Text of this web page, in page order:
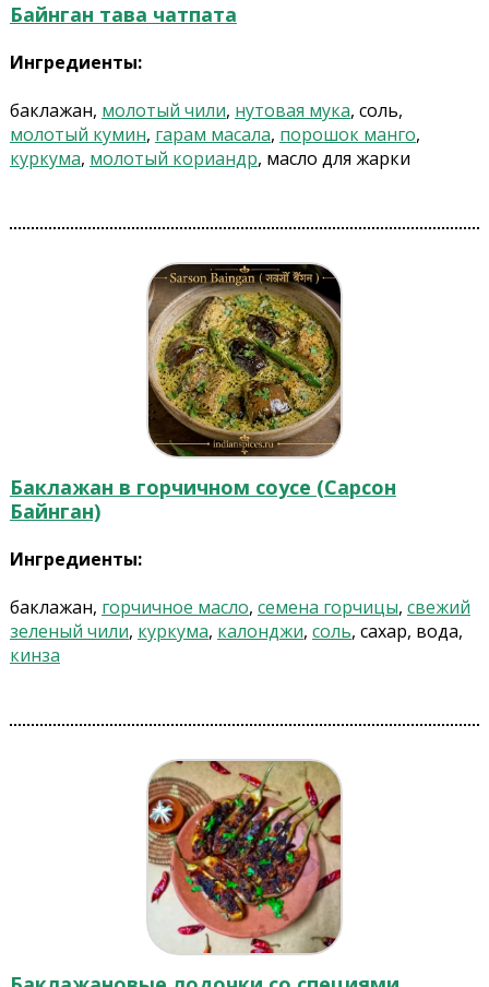
Байнган тава чатпата
Ингредиенты:
баклажан, молотый чили, нутовая мука, соль,
молотый кумин, гарам масала, порошок манго,
куркума, молотый кориандр, масло для жарки
Баклажан в горчичном соусе (Сарсон
Байнган)
Ингредиенты:
баклажан, горчичное масло, семена горчицы, свежий
зеленый чили, куркума, калонджи, соль, сахар, вода,
кинза